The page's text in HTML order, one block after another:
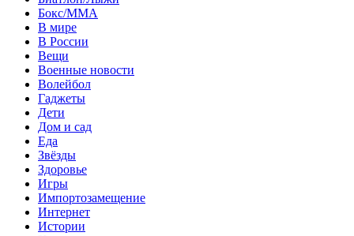
Бокс/MMA
В мире
В России
Вещи
Военные новости
Волейбол
Гаджеты
Дети
Дом и сад
Еда
Звёзды
Здоровье
Игры
Импортозамещение
Интернет
Истории